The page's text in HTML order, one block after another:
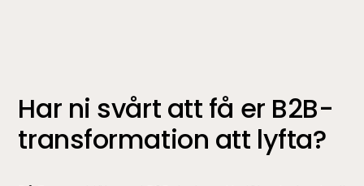
Har ni svårt att få er B2B-
transformation att lyfta?